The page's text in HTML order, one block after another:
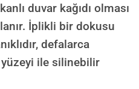
duvar kağıdı olması
İplikli bir dokusu
defalarca
ile silinebilir